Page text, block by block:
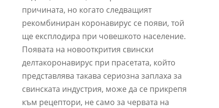
причината, но когато следващият
рекомбиниран коронавирус се появи, той
ще експлодира при човешкото население.
Появата на новооткрития свински
делтакоронавирус при прасетата, който
представлява такава сериозна заплаха за
свинската индустрия, може да се прикрепя
към рецептори, не само за червата на